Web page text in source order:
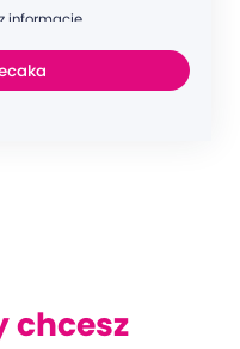
informacje
chcesz